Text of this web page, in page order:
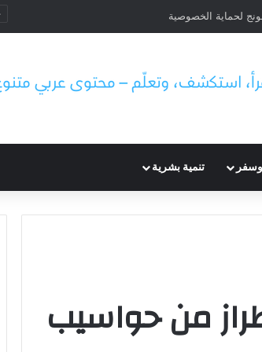
لحماية الخصوصية
تنمية بشرية
من حواسيب